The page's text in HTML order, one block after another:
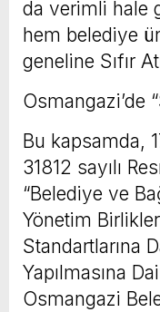
da verimli hale
hem belediye
geneline Sıfır
Osmangazi’de
Bu kapsamda,
31812 sayılı
“Belediye ve
Yönetim
Standartlarına
Yapılmasına
Osmangazi